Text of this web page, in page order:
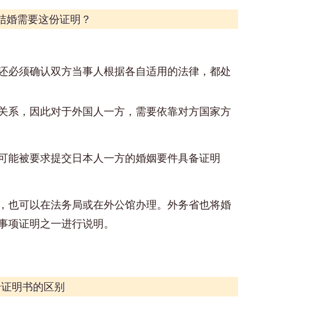
婚需要这份证明？
必须确认双方当事人根据各自适用的法律，都处
系，因此对于外国人一方，需要依靠对方国家方
能被要求提交日本人一方的婚姻要件具备证明
也可以在法务局或在外公馆办理。外务省也将婚
证明之一进行说明。
明书的区别